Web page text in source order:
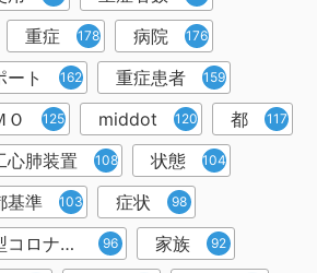
重症 178 病院 176
ート 162 重症患者 159
Ｏ 125 middot 120 都 117
心肺装置 108 状態 104
基準 103 症状 98
新型コロナウイルス 96 家族 92